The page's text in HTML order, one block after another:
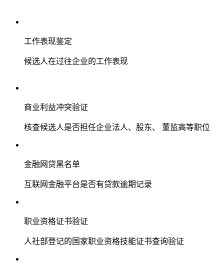
工作表现鉴定
候选人在过往企业的工作表现
商业利益冲突验证
核查候选人是否担任企业法人、股东、 董监高等职位
金融网贷黑名单
互联网金融平台是否有贷款逾期记录
职业资格证书验证
人社部登记的国家职业资格技能证书查询验证